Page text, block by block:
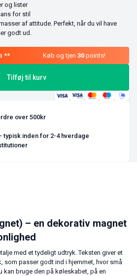
og lister
for stil
af attitude. Perfekt, når du vil have
godt ud.
Køb og tjen 30points!
Tilføj til kurv
over 500kr
typisk inden for 2-4 hverdage
– en dekorativ magnet
med et tydeligt udtryk. Teksten giver et
som passer godt ind i hjemmet, hvor små
kan bruge den på køleskabet, på en